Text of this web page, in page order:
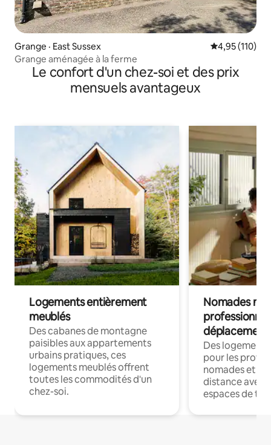
Grange · East Sussex Note
4,95 (110)
Grange aménagée à la ferme
Le confort d'un chez-soi et des prix
mensuels avantageux
Logements entièrement
meublés
Des cabanes de montagne
paisibles aux appartements
urbains pratiques, ces
logements meublés offrent
toutes les commodités d'un
chez-soi.
Nomades
déplacement
Des
pour les
nomades et
distance avec
espaces de